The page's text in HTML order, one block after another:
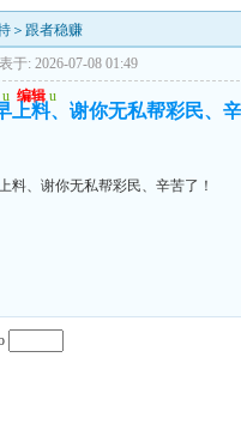
＞跟者稳赚
于: 2026-07-08 01:49
u 编辑 u
上料、谢你无私帮彩民、
料、谢你无私帮彩民、辛苦了！